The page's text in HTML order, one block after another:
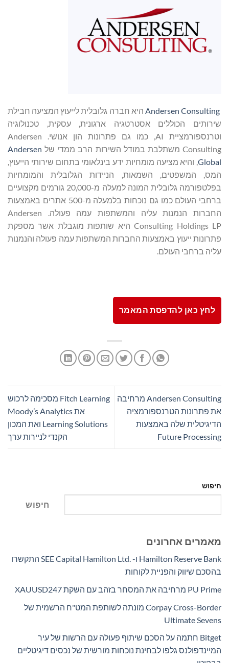
Andersen Consulting
היא חברה גלובלית לייעוץ המציעה חבילת
שירותים הכוללים אסטרטגיה ארגונית, עסקית, טכנולוגיה
וטרנספורמציית AI, כמו גם פתרונות הון אנושי. Andersen
Consulting משתלבת במודל השירות הרב ממדי של
Andersen
Global, והיא מציעה מומחיות ידע בינלאומי בתחום שירותי הייעוץ,
המס, המשפטים, השמאות, הניידות הגלובלית והמומחיות
בפלטפורמה גלובלית המונה למעלה מ-20,000 גורמים מקצועיים
ברחבי העולם כמו גם נוכחות בלמעלה מ-500 אתרים באמצעות
החברות הנמנות עליה והמשתפות עמה פעולה. Andersen
Consulting Holdings LP היא שותפות מוגבלת אשר מספקת
פתרונות ייעוץ באמצעות החברות המשתפות עמה פעולה והנמנות
עליה ברחבי העולם.
לחץ כאן להדפסת המאמר
Andersen Consulting מרחיבה
את פתרונות הטרנספורמציה
הדיגיטלית שלה באמצעות
Future Processing
Fitch Learning מסכימה לרכוש
את Moody’s Analytics
Learning Solutions ואת המכון
הקנדי לניירות ערך
חיפוש
חיפוש
מאמרים אחרונים
Hamilton Reserve Bank ו- SEE Capital Hamilton Ltd.‎ התקשרו
בהסכם שיווק והפניית לקוחות
PU Prime מרחיבה את המסחר בזהב עם השקת XAUUSD247
Corpay Cross-Border מונתה לשותפת המט"ח הרשמית של
Ultimate Sevens
Bitget חתמה על הסכם שיתוף פעולה עם הרשות של עיר
המיינדפולנס גלפו לבחינת נוכחות מורשית של נכסים דיגיטליים